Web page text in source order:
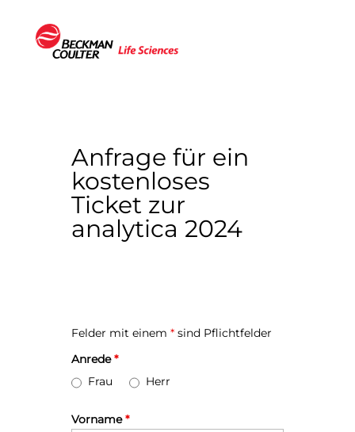
Anfrage für ein
kostenloses
Ticket zur
analytica 2024
Felder mit einem *sind Pflichtfelder
Anrede*
Frau
Herr
Vorname*